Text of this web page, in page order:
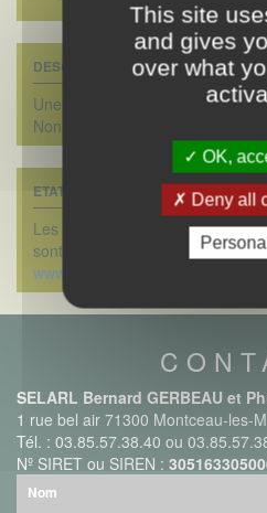
DESCRIPTIF DÉTAILLÉ
Une parcelle de terrain à bâtir
Non viabilisé.
ETAT DES RISQUES
Les informations sur les risques
sont disponibles sur le site
www.georisques.gouv.fr
SELARL Bernard GERBEAU et
1 rue bel air 71300 Montceau-les-
Tél. : 03.85.57.38.40 ou
Nº SIRET ou SIREN :
This site
and gives
over what
OK,
Deny all